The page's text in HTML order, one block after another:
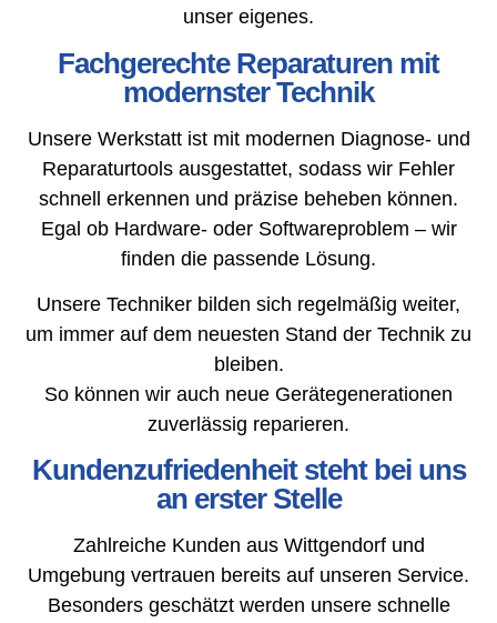
unser eigenes.
Fachgerechte Reparaturen mit
modernster Technik
Unsere Werkstatt ist mit modernen Diagnose- und
Reparaturtools ausgestattet, sodass wir Fehler
schnell erkennen und präzise beheben können.
Egal ob Hardware- oder Softwareproblem – wir
finden die passende Lösung.
Unsere Techniker bilden sich regelmäßig weiter,
um immer auf dem neuesten Stand der Technik zu
bleiben.
So können wir auch neue Gerätegenerationen
zuverlässig reparieren.
Kundenzufriedenheit steht bei uns
an erster Stelle
Zahlreiche Kunden aus Wittgendorf und
Umgebung vertrauen bereits auf unseren Service.
Besonders geschätzt werden unsere schnelle